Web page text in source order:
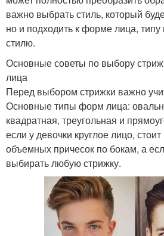
важно выбрать стиль, который
но и подходить к форме лица,
стилю.
Основные советы по выбору
лица
Перед выбором стрижки важно
Основные типы форм лица:
квадратная, треугольная и
если у девочки круглое лицо,
объемных причесок по бокам, а
выбирать любую стрижку.